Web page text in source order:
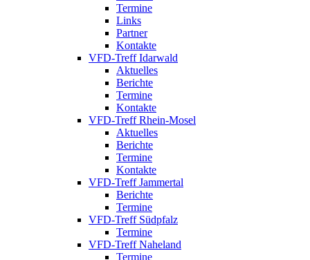
Termine
Links
Partner
Kontakte
VFD-Treff Idarwald
Aktuelles
Berichte
Termine
Kontakte
VFD-Treff Rhein-Mosel
Aktuelles
Berichte
Termine
Kontakte
VFD-Treff Jammertal
Berichte
Termine
VFD-Treff Südpfalz
Termine
VFD-Treff Naheland
Termine